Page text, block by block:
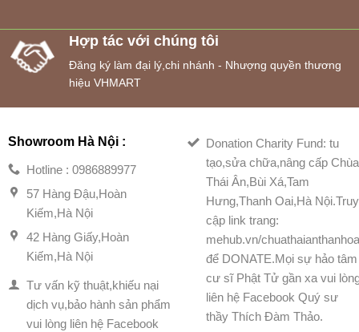
Hợp tác với chúng tôi
Đăng ký làm đại lý,chi nhánh - Nhượng quyền thương
hiệu VHMART
Showroom Hà Nội :
Hotline : 0986889977
57 Hàng Đậu,Hoàn
Kiếm,Hà Nội
42 Hàng Giấy,Hoàn
Kiếm,Hà Nội
Tư vấn kỹ thuật,khiếu nại
dịch vụ,bảo hành sản phẩm
vui lòng liên hệ Facebook
Donation Charity Fund: tu
tạo,sửa chữa,nâng cấp Chùa
Thái Ân,Bùi Xá,Tam
Hưng,Thanh Oai,Hà Nội.Truy
cập link trang:
mehub.vn/
để DONATE.Mọi sự hảo tâm
cư sĩ Phật Tử gần xa vui
liên hệ Facebook Quý sư
thầy Thích Đàm Thảo.